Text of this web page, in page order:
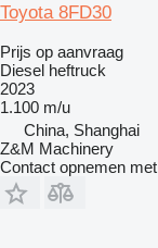
Toyota 8FD30
Prijs op aanvraag
Diesel heftruck
2023
1.100 m/u
China, Shanghai
Z&M Machinery
Contact opnemen